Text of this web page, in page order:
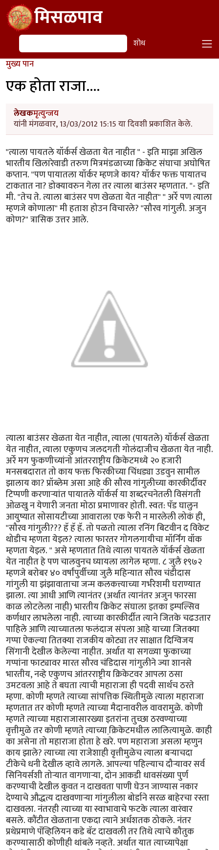
Skip to main contentमिसळपाव
शोध शोध
मुख्य पान
एक होता राजा....
लेखकमृत्युन्जय
यांनी मंगळवार, 13/03/2012 15:15 या दिवशी प्रकाशित केले.
"त्याला पायतले यॉर्कर्स खेळता येत नाहीत " - इति माझा अखिल
भारतीय खिलारेवाडी तरुण मित्रमंडळाच्या क्रिकेट संघाचा अघोषित
कप्तान. "पण पायातला यॉर्कर म्हणजे काय? यॉर्कर फक्त पायातच
टाकतात ना? डोक्यावरुन गेला तर त्याला बाउंसर म्हणतात. "- इति
मी. "तेच ते. त्याला बाउंसर पण खेळता येत नाहीत" " अर्रे पण त्याला
म्हणजे कोणाला" मी हताश होउन विचारले? "सौरव गांगुली. अजुन
कोण?" त्रासिक उत्तर आले.
त्याला बाउंसर खेळता येत नाहीत, त्याला (पायतले) यॉर्कर्स खेळता
येत नाहीत, त्याला एकुणच जलदगती गोलंदाजीच खेळता येत नाही.
अर्रे मग फुकणीच्यांनो आंतरराष्ट्रीय क्रिकेटमध्ये २० हजारी
मनसबदारात तो काय फक्त फिरकीच्या चिंधड्या उडवुन सामील
झालाय का? प्रॉब्लेम असा आहे की सौरव गांगुलीच्या कारकीर्दीवर
टिप्पणी करणार्‍यांत पायातले यॉर्कर्स या शब्दरचनेतली विसंगती
ओळखु न येणारी जनता मोठा प्रमाणावर होती. स्वत: पॅड घालुन
आयुष्यात सोसायटीच्या आवाराला एक फेरी न मारलेली लोकं ही,
"सौरव गांगुली??? हॅ हॅ हॅ. तो पळतो त्याला रनिंग बिटवीन द विकेट
थोडीच म्हणता येइल? त्याला फारतर गोगलगायीचा मॉर्निंग वॉक
म्हणता येइल. " असे म्हणतात तिथे त्याला पायतले यॉर्कर्स खेळता
येत नाहीत हे पण चालवुनच घ्यायला लागेल म्हणा. ८ जुलै १९७२
म्हणजे बरोबर ४० वर्षांपुर्वीच्या जुलै महिन्यात सौरव चंडीदास
गांगुली या झंझावाताचा जन्म कलकत्त्याच्या गर्भरेशमी घराण्यात
झाला. त्या आधी आणि त्यानंतर (अर्थात त्यानंतर अजुन फारसा
काळ लोटलेला नाही) भारतीय क्रिकेट संघाला इतका इम्पल्सिव
कर्णधार लाभलेला नाही. त्याच्या कारकीर्दीत त्याने जितके चढउतार
पाहिले आणि त्याच्यातला फलंदाज संपला आहे याच्या जितक्या
गप्पा ऐकल्या तितक्या राजकीय कोट्या तर साक्षात दिग्विजय
सिंगानी देखील केलेल्या नाहीत. अर्थात या सगळ्या फुकाच्या
गप्पांना फाट्यावर मारत सौरव चंडिदास गांगुलीने ज्या शानसे
भारतीय, नव्हे एकुणच आंतरराष्ट्रीय क्रिकेटवर आपला ठसा
उमटवला आहे ते बघता त्याची महाराजा ही पदवी सार्थच ठरते
म्हणा. कोणी म्हणते त्याच्या सांपत्तिक स्थितीमुळे त्याला महाराजा
म्हणतात तर कोणी म्हणते त्याच्या मैदानावरील वावरामुळे. कोणी
म्हणते त्याच्या महाराजासारख्या इतरांना तुच्छा ठरवण्याच्या
वृत्तीमुळे तर कोणी म्हणते त्याच्या क्रि़केटमधील लालित्यामुळे. काही
का असेना तो महाराजा होता हे खरे. पण महाराजा असला म्हणुन
काय झाले? त्याच्या त्या राजेशाही वृत्तीमुळेच त्याला बर्‍याचदा
टीकेचे धनी देखील व्हावे लागले. आपल्या पहिल्याच दौर्‍यावर सर्व
सिनियर्सशी तोर्‍यात वागणार्‍या, दोन आकडी धावसंख्या पुर्ण
करण्याची देखील कुवत न दाखवता पाणी घेउन जाण्यास नकार
देण्याचे औद्धत्य दाखवणार्‍या गांगुलीला बोर्डाने सरळ बाहेरचा रस्ता
दाखवला. नंतरही त्याच्या या स्वाभावाचे फटके त्याला वारंवार
बसले. कौंटीत खेळताना एकदा त्याने अर्धशतक ठोकले. नंतर
प्रथेप्रमाणे पॅव्हिलियन कडे बॅट दाखवली तर तिथे त्याचे कौतुक
करण्यासाठी कोणीही थांबले नव्हते. अर्थात यात त्याच्यापेक्षा